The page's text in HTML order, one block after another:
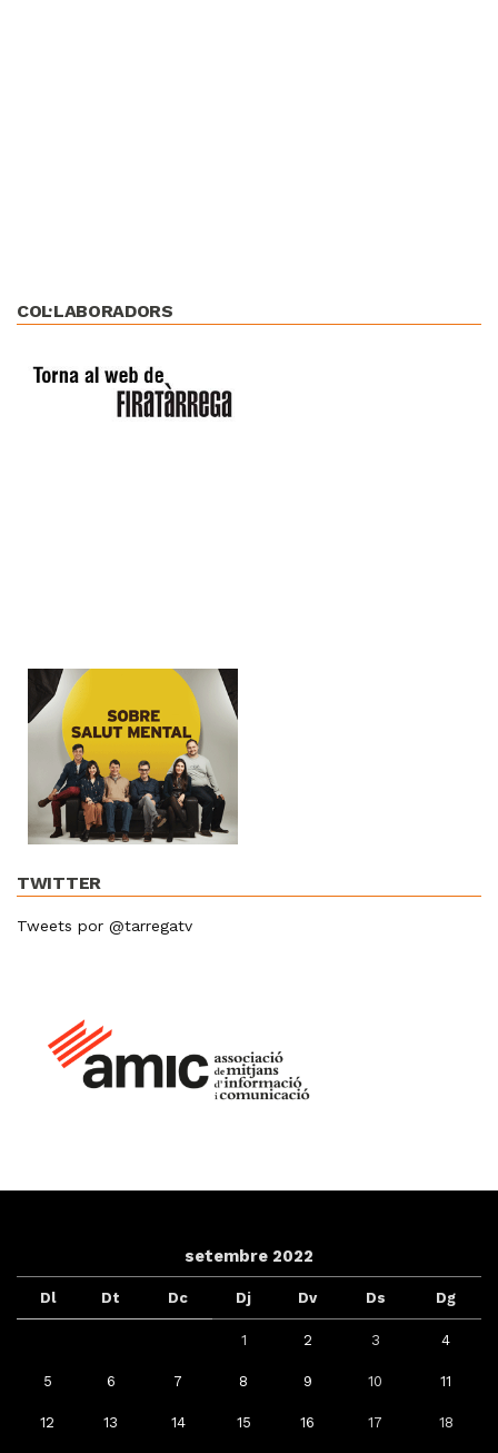
COL·LABORADORS
TWITTER
Tweets por @tarregatv
setembre 2022
Dl Dt Dc Dj Dv Ds Dg
1 2 3 4
5 6 7 8 9 10 11
12 13 14 15 16 17 18